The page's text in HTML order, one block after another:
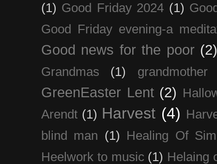
(1) Good Friday 2024 (1)
Good Friday evening-a
Good news for the poor
Grandmas (1) grandmother
GreenEaster Lent (2)
Arendt (1) Harvest (4)
blind man (1)
Healing Of
Heelwork to music (1) Helaing